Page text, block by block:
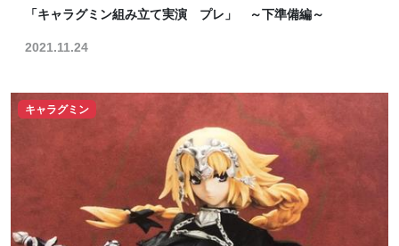
「キャラグミン組み立て実演 プレ」 ～下準備編～
2021.11.24
キャラグミン